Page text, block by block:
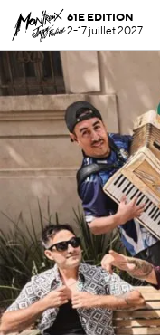
61E EDITION
2-17 juillet 2027